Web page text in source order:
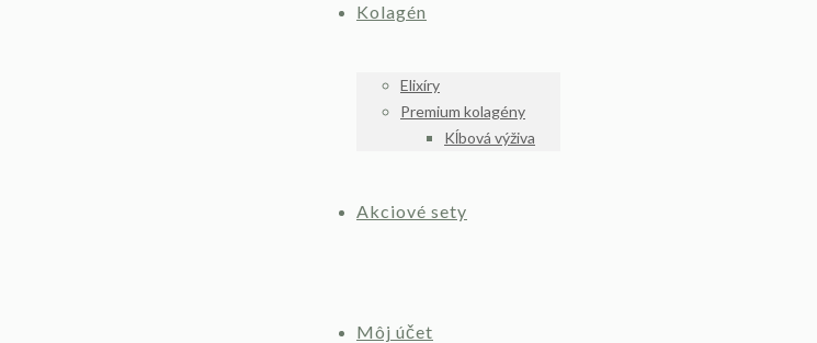
Kolagén
Elixíry
Premium kolagény
Kĺbová výživa
Akciové sety
Môj účet